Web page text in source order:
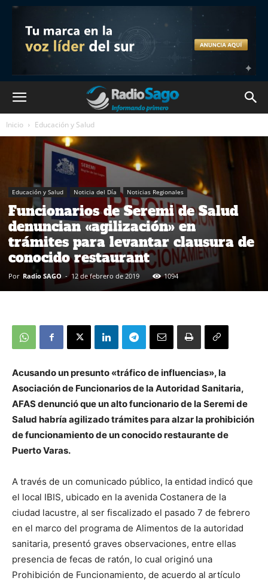
Inicio Educación y Salud
Educación y Salud Noticia del Día Noticias Regionales
Funcionarios de Seremi de Salud
denuncian «agilización» en
trámites para levantar clausura de
conocido restaurant
Por Radio SAGO - 12 de febrero de 2019 1094
Acusando un presunto «tráfico de influencias», la
Asociación de Funcionarios de la Autoridad Sanitaria,
AFAS denunció que un alto funcionario de la Seremi de
Salud habría agilizado trámites para alzar la prohibición
de funcionamiento de un conocido restaurante de
Puerto Varas.
A través de un comunicado público, la entidad indicó que
el local IBIS, ubicado en la avenida Costanera de la
ciudad lacustre, al ser fiscalizado el pasado 7 de febrero
en el marco del programa de Alimentos de la autoridad
sanitaria, presentó graves observaciones, entre ellas
presencia de fecas de ratón, lo cual originó una
Prohibición de Funcionamiento, de acuerdo al artículo